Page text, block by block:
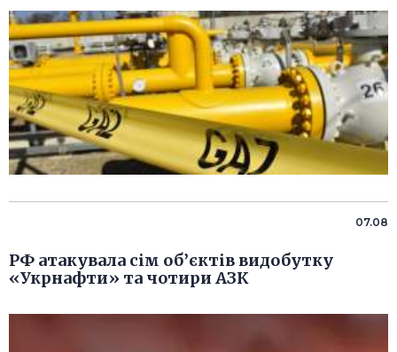
07.08
РФ атакувала сім об’єктів видобутку
«Укрнафти» та чотири АЗК